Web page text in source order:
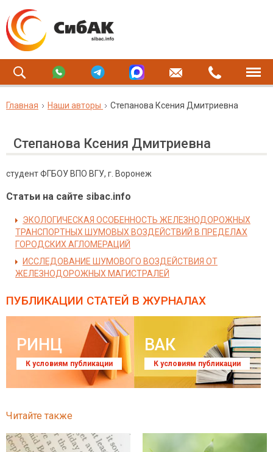
Главная Наши авторы Степанова Ксения Дмитриевна
Степанова Ксения Дмитриевна
студент ФГБОУ ВПО ВГУ, г. Воронеж
Статьи на сайте sibac.info
ЭКОЛОГИЧЕСКАЯ ОСОБЕННОСТЬ ЖЕЛЕЗНОДОРОЖНЫХ
ТРАНСПОРТНЫХ ШУМОВЫХ ВОЗДЕЙСТВИЙ В ПРЕДЕЛАХ
ГОРОДСКИХ АГЛОМЕРАЦИЙ
ИССЛЕДОВАНИЕ ШУМОВОГО ВОЗДЕЙСТВИЯ ОТ
ЖЕЛЕЗНОДОРОЖНЫХ МАГИСТРАЛЕЙ
ПУБЛИКАЦИИ СТАТЕЙ В ЖУРНАЛАХ
РИНЦ
К условиям публикации
ВАК
К условиям публикации
Читайте также